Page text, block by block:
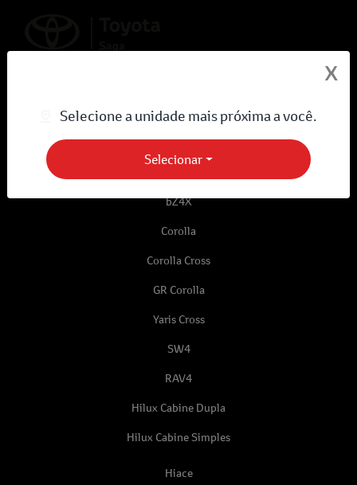
Desacelere. Seu bem maior é a vida.
bZ4X
Corolla
Corolla Cross
GR Corolla
Yaris Cross
SW4
RAV4
Hilux Cabine Dupla
Hilux Cabine Simples
Hiace
X
Selecione a unidade mais próxima a você.
Selecionar